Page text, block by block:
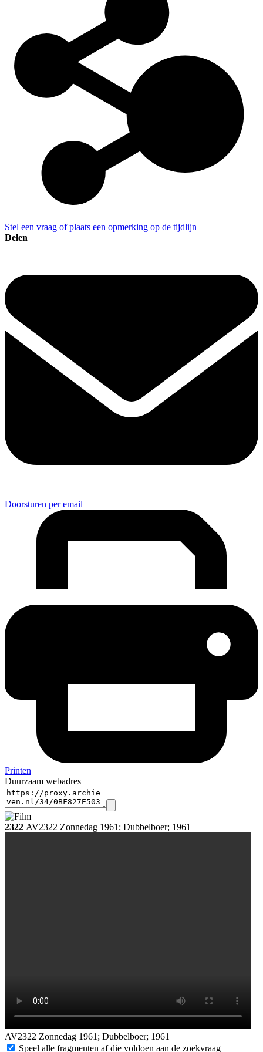
Stel een vraag of plaats een opmerking op de tijdlijn
Delen
Doorsturen per email
Printen
Duurzaam webadres
2322 AV2322 Zonnedag 1961; Dubbelboer; 1961
AV2322 Zonnedag 1961; Dubbelboer; 1961
Datering:
Speel alle fragmenten af die voldoen aan de zoekvraag